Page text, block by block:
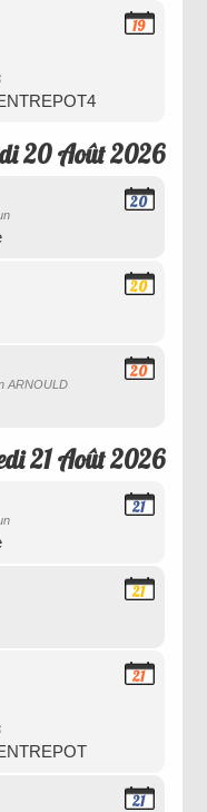
19
20 Août 2026
20
20
ARNOULD
20
21 Août 2026
21
21
21
21